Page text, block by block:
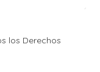
los Derechos